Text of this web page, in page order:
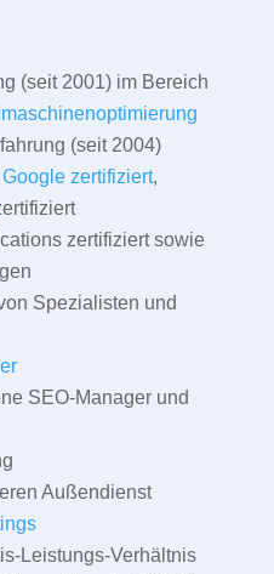
(seit 2001) im Bereich
(seit 2004)
Google zertifiziert,
zertifiziert sowie
Spezialisten und
SEO-Manager und
Außendienst
Leistungs-Verhältnis